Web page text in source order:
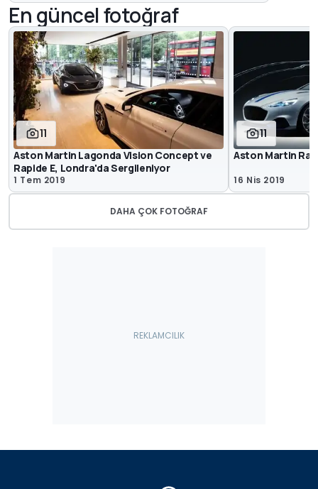
En güncel fotoğraf
11
Aston Martin Lagonda Vision Concept ve
Rapide E, Londra'da Sergileniyor
1 Tem 2019
11
Aston Martin
16 Nis 2019
DAHA ÇOK FOTOĞRAF